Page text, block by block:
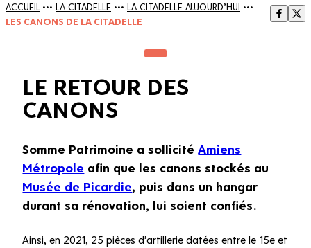
ACCUEIL ••• LA CITADELLE ••• LA CITADELLE AUJOURD’HUI •••
LES CANONS DE LA CITADELLE
LE RETOUR DES
CANONS
Somme Patrimoine a sollicitéAmiens
Métropole afin que les canons stockés au
Musée de Picardie, puis dans un hangar
durant sa rénovation, lui soient confiés.
Ainsi, en 2021, 25 pièces d’artillerie datées entre le 15e et